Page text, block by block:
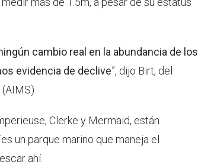
cambio real en la abundancia de los
evidencia de declive”, dijo Birt, del
Clerke y Mermaid, están
un parque marino que maneja el
ahí.